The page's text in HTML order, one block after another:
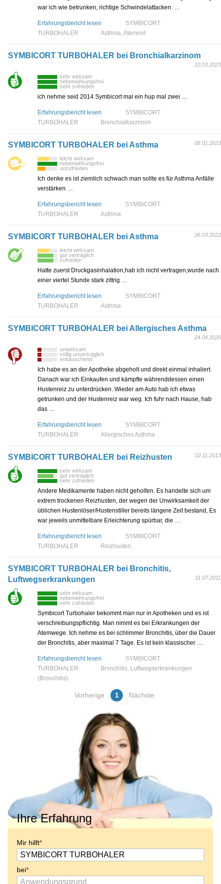
war ich wie betrunken, richtige Schwindelattacken. …
Erfahrungsbericht lesen
SYMBICORT
TURBOHALER
Asthma, Atemnot
SYMBICORT TURBOHALER bei Bronchialkarzinom
10.03.2023
sehr wirksam
nebenwirkungsfrei
sehr zufrieden
ich nehme seid 2014 Symbicort mal ein hup mal zwei …
Erfahrungsbericht lesen
SYMBICORT
TURBOHALER
Bronchialkarzinom
SYMBICORT TURBOHALER bei Asthma 08.01.2023
leicht wirksam
nebenwirkungsfrei
unzufrieden
Ich denke es ist ziemlich schwach man sollte es für Asthma Anfälle
verstärken …
Erfahrungsbericht lesen
SYMBICORT
TURBOHALER
Asthma
SYMBICORT TURBOHALER bei Asthma 26.03.2022
leicht wirksam
gut verträglich
zufrieden
Hatte zuerst Druckgasinhalation,hab ich nicht vertragen,wurde nach
einer viertel Stunde stark zittrig …
Erfahrungsbericht lesen
SYMBICORT
TURBOHALER
Asthma
SYMBICORT TURBOHALER bei Allergisches Asthma
24.04.2020
unwirksam
völlig unverträglich
enttäuschend
Ich habe es an der Apotheke abgeholt und direkt einmal inhaliert.
Danach war ich Einkaufen und kämpfte währenddessen einen
Hustenreiz zu unterdrücken. Wieder am Auto hab ich etwas
getrunken und der Hustenreiz war weg. Ich fuhr nach Hause, hab
das …
Erfahrungsbericht lesen
SYMBICORT
TURBOHALER
Allergisches Asthma
SYMBICORT TURBOHALER bei Reizhusten 02.11.2013
sehr wirksam
gut verträglich
sehr zufrieden
Andere Medikamente haben nicht geholfen. Es handelte sich um
extrem trockenen Reizhusten, der wegen der Unwirksamkeit der
üblichen Hustenlöser/Hustenstiller bereits längere Zeit bestand, Es
war jeweils unmittelbare Erleichterung spürbar, die …
Erfahrungsbericht lesen
SYMBICORT
TURBOHALER
Reizhusten
SYMBICORT TURBOHALER bei Bronchitis,
Luftwegserkrankungen
31.07.2011
sehr wirksam
nebenwirkungsfrei
sehr zufrieden
Symbicort Turbohaler bekommt man nur in Apotheken und es ist
verschreibungspflichtig. Man nimmt es bei Erkrankungen der
Atemwege. Ich nehme es bei schlimmer Bronchitis, über die Dauer
der Bronchitis, aber maximal 7 Tage. Es ist kein klassischer …
Erfahrungsbericht lesen
SYMBICORT
TURBOHALER
Bronchitis, Luftwegserkrankungen
(Bronchitis)
Vorherige 1 Nächste
Ihre Erfahrung
Mir hilft
bei